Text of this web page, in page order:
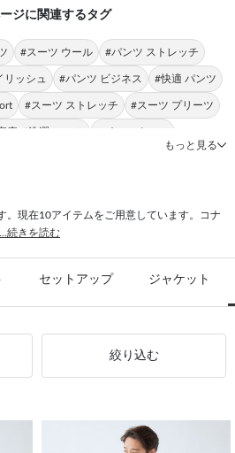
ジに関連するタグ
#スーツ ウール #パンツ ストレッチ
リッシュ #パンツ ビジネス #快適 パンツ
#スーツ ストレッチ #スーツ プリーツ
庭で洗濯 スーツ #パンツ ウール
もっと見る
。現在10アイテムをご用意しています。コナ
...続きを読む
セットアップ ジャケット
絞り込む